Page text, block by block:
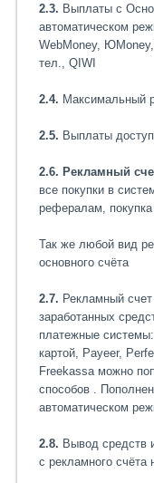
2.3. Выплаты с
автоматическом
WebMoney,
тел., QIWI
2.4. Максимальный
2.5. Выплаты
2.6. Рекламный
все покупки в
рефералам,
Так же любой вид
основного счёта
2.7. Рекламный
заработанных
платежные
картой, Payeer,
Freekassa можно
способов
.
автоматическом
2.8. Вывод средств
с рекламного счёта